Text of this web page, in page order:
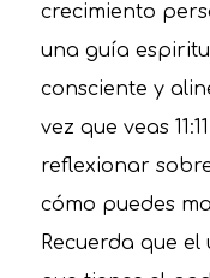
crecimiento
una guía
consciente y
vez que veas
reflexionar
cómo puedes
Recuerda que